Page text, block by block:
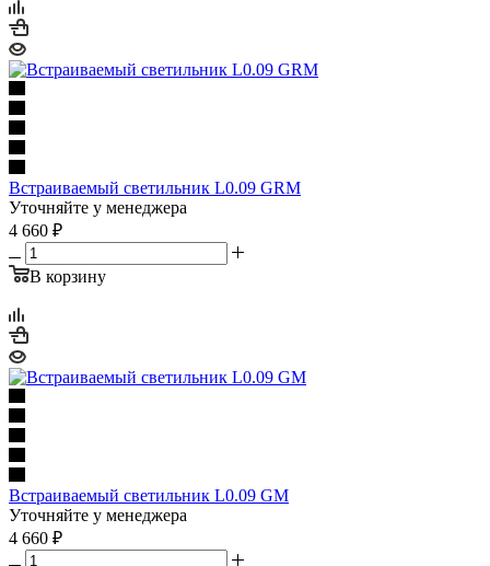
Встраиваемый светильник L0.09 GRM
Уточняйте у менеджера
4 660 ₽
В корзину
Встраиваемый светильник L0.09 GM
Уточняйте у менеджера
4 660 ₽